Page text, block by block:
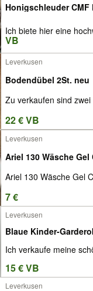
Honigschleuder
Ich biete hier eine
VB
Leverkusen
Bodendübel 2St. neu
Zu verkaufen sind zwei
22 € VB
Leverkusen
Ariel 130 Wäsche
Ariel 130 Wäsche Gel
7 €
Leverkusen
Blaue Kinder-
Ich verkaufe meine
15 € VB
Leverkusen